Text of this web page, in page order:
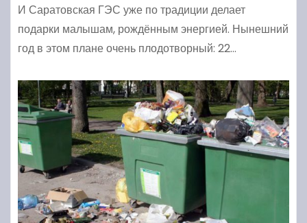
И Саратовская ГЭС уже по традиции делает
подарки малышам, рождённым энергией. Нынешний
год в этом плане очень плодотворный: 22…